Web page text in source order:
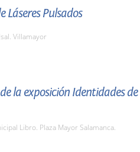
Láseres Pulsados
Villamayor
la exposición Identidades de
Libro. Plaza Mayor Salamanca.